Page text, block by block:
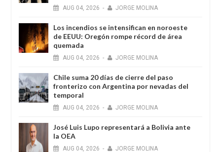
AUG 04, 2026 - JORGE MOLINA
Los incendios se intensifican en noroeste
de EEUU: Oregón rompe récord de área
quemada
AUG 04, 2026 - JORGE MOLINA
Chile suma 20 días de cierre del paso
fronterizo con Argentina por nevadas del
temporal
AUG 04, 2026 - JORGE MOLINA
José Luis Lupo representará a Bolivia ante
la OEA
AUG 04, 2026 - JORGE MOLINA